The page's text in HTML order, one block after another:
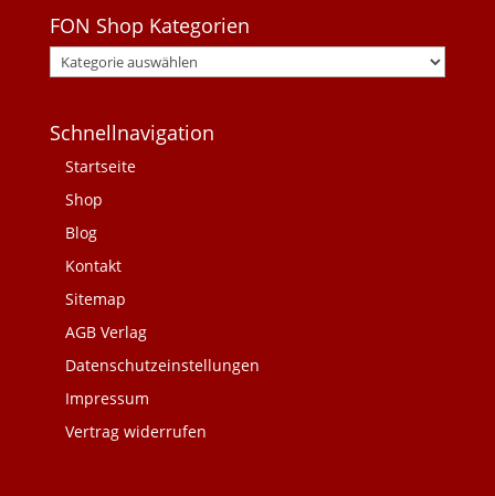
FON Shop Kategorien
Schnellnavigation
Startseite
Shop
Blog
Kontakt
Sitemap
AGB Verlag
Datenschutzeinstellungen
Impressum
Vertrag widerrufen